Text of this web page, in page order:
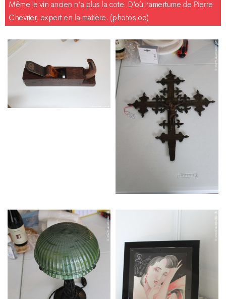
Même le vin ancien n’a plus la cote. D’où l’amertume de Pierre
Chevrier, expert en la matière. (photos oo)